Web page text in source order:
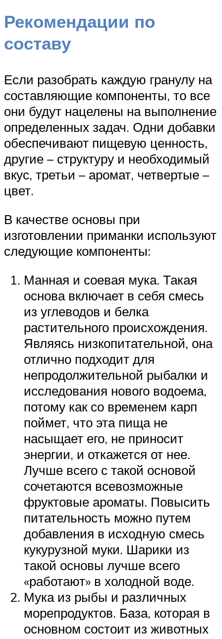
Рекомендации по
составу
Если разобрать каждую гранулу на
составляющие компоненты, то все
они будут нацелены на выполнение
определенных задач. Одни добавки
обеспечивают пищевую ценность,
другие – структуру и необходимый
вкус, третьи – аромат, четвертые –
цвет.
В качестве основы при
изготовлении приманки используют
следующие компоненты:
Манная и соевая мука. Такая
основа включает в себя смесь
из углеводов и белка
растительного происхождения.
Являясь низкопитательной, она
отлично подходит для
непродолжительной рыбалки и
исследования нового водоема,
потому как со временем карп
поймет, что эта пища не
насыщает его, не приносит
энергии, и откажется от нее.
Лучше всего с такой основой
сочетаются всевозможные
фруктовые ароматы. Повысить
питательность можно путем
добавления в исходную смесь
кукурузной муки. Шарики из
такой основы лучше всего
«работают» в холодной воде.
Мука из рыбы и различных
морепродуктов. База, которая в
основном состоит из животных